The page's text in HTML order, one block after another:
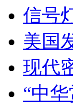
信号
美国
现代
“中